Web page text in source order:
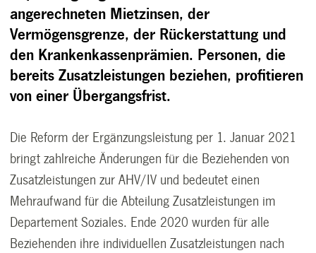
angerechneten Mietzinsen, der
Vermögensgrenze, der Rückerstattung und
den Krankenkassenprämien. Personen, die
bereits Zusatzleistungen beziehen, profitieren
von einer Übergangsfrist.
Die Reform der Ergänzungsleistung per 1. Januar 2021
bringt zahlreiche Änderungen für die Beziehenden von
Zusatzleistungen zur AHV/IV und bedeutet einen
Mehraufwand für die Abteilung Zusatzleistungen im
Departement Soziales. Ende 2020 wurden für alle
Beziehenden ihre individuellen Zusatzleistungen nach